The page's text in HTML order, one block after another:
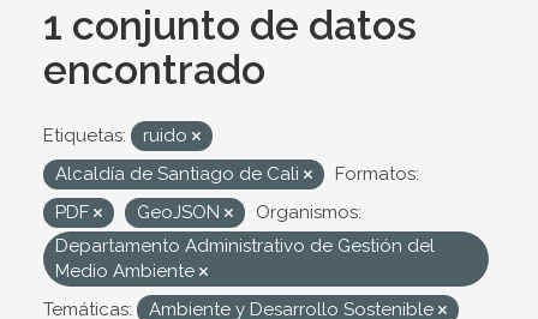
1 conjunto de datos
encontrado
Etiquetas:
ruido
Alcaldía de Santiago de Cali
Formatos:
PDF
GeoJSON
Organismos:
Departamento Administrativo de Gestión del
Medio Ambiente
Temáticas:
Ambiente y Desarrollo Sostenible